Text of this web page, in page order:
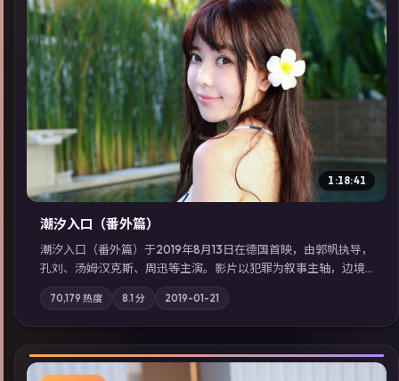
▶
1:18:41
潮汐入口（番外篇）
潮汐入口（番外篇）于2019年8月13日在德国首映，由郭帆执导，
孔刘、汤姆·汉克斯、周迅等主演。影片以犯罪为叙事主轴，边境
小镇的平静被一封匿名信彻底打破；摄影与配乐强化地域气质；
站内亦可通过「国产免费观看高清电视剧在线看」延展检索同类
型高分佳作，畅享高清在线追剧体验。
70,179 热度 8.1 分 2019-01-21